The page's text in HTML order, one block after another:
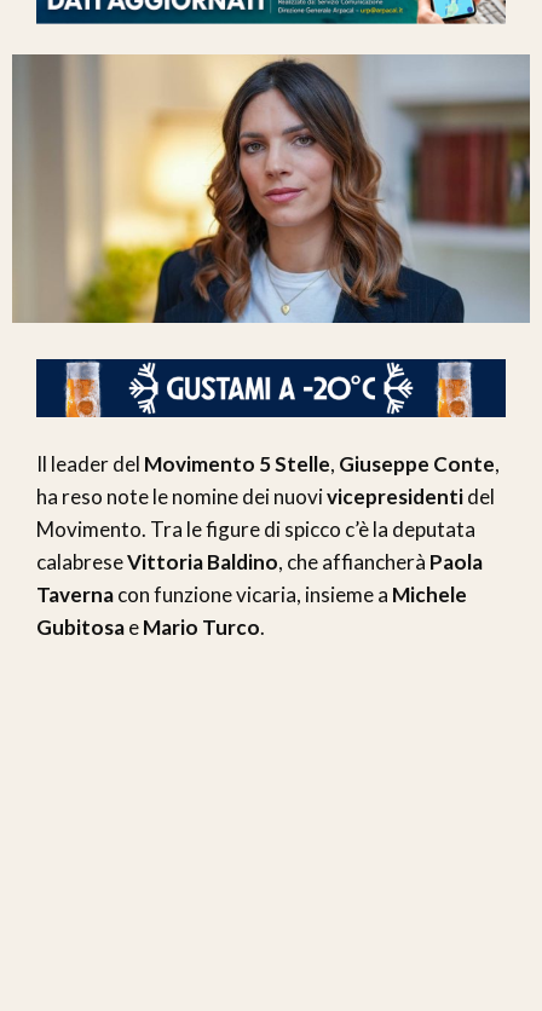
Il leader del Movimento 5 Stelle, Giuseppe Conte,
ha reso note le nomine dei nuovivicepresidentidel
Movimento. Tra le figure di spicco c’è la deputata
calabreseVittoria Baldino, che affiancherà Paola
Tavernacon funzione vicaria, insieme a Michele
GubitosaeMario Turco.